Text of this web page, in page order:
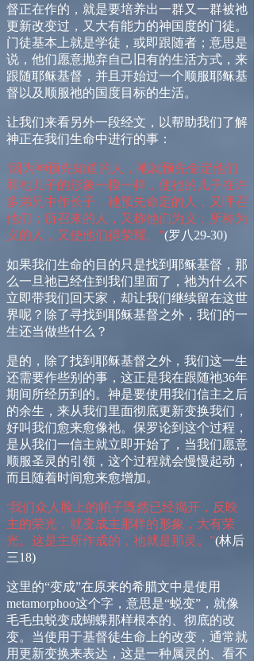
督正在作的，就是要培养出一群又一群被祂
更新改变过，又大有能力的神国度的门徒。
门徒基本上就是学徒，或即跟随者；意思是
说，他们愿意抛弃自己旧有的生活方式，来
跟随耶稣基督，并且开始过一个顺服耶稣基
督以及顺服祂的国度目标的生活。
让我们来看另外一段经文，以帮助我们了解
神正在我们生命中进行的事：
“因为神预先知道的人，祂就预先命定他们
和祂儿子的形象一模一样，使祂的儿子在许
多弟兄中作长子，祂预先命定的人，又呼召
他们；所召来的人，又称他们为义；所称为
义的人，又使他们得荣耀。”(罗八 29-30)
如果我们生命的目的只是找到耶稣基督，那
么一旦祂已经住到我们里面了，祂为什么不
立即带我们回天家，却让我们继续留在这世
界呢？ 除了寻找到耶稣基督之外，我们的一
生还当做些什么？
是的，除了找到耶稣基督之外，我们这一生
还需要作些别的事，这正是我在跟随祂36年
期间所经历到的。神是要使用我们信主之后
的余生，来从我们里面彻底更新变换我们，
好叫我们愈来愈像祂。保罗论到这个过程，
是从我们一信主就立即开始了 ，当我们愿意
顺服圣灵的引领，这个过程就会慢慢起动，
而且随着时间愈来愈增加。
“我们众人脸上的帕子既然已经揭开，反映
主的荣光，就变成主那样的形象，大有荣
光。这是主所作成的，祂就是那灵。”(林后
三18)
这里的“变成”在原来的希腊文中是使用
metamorphoo这个字， 意思是“蜕变” ， 就像
毛毛虫蜕变成蝴蝶那样根本的、彻底的改
变。当使用于基督徒生命上的改变，通常就
用更新变换来表达，这是一种属灵的、看不